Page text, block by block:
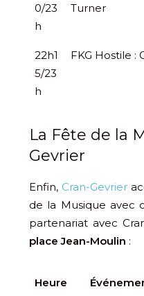
0/23
h
Turner
22h1
5/23
h
FKG Hostile :
La Fête de la
Gevrier
Enfin, Cran-Gevrier
de la Musique avec
partenariat avec
place Jean-Moulin :
Heure